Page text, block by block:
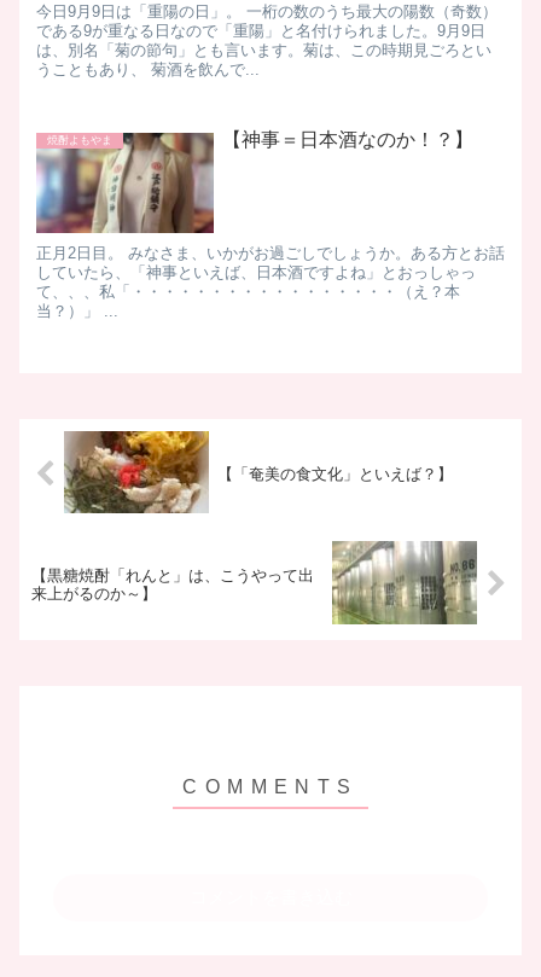
今日9月9日は「重陽の日」。 一桁の数のうち最大の陽数（奇数）
である9が重なる日なので「重陽」と名付けられました。 ​ 9月9日
は、別名「菊の節句」とも言います。菊は、この時期見ごろとい
うこともあり、 菊酒を飲んで...
焼酎よもやま 【神事＝日本酒なのか！？】
正月2日目。 みなさま、いかがお過ごしでしょうか。 ​ある方とお話
していたら、 ​「神事といえば、日本酒ですよね」 ​とおっしゃっ
て、、、 ​私 ​「・・・・・・・・・・・・・・・・・（え？本
当？）」 ...
【「奄美の食文化」といえば？】
【黒糖焼酎「れんと」は、こうやって出
来上がるのか～】